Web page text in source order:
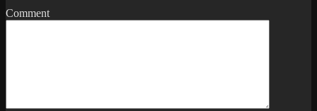
Comment